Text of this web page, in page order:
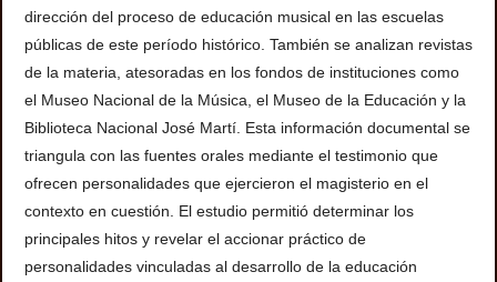
dirección del proceso de educación musical en las escuelas
públicas de este período histórico. También se analizan revistas
de la materia, atesoradas en los fondos de instituciones como
el Museo Nacional de la Música, el Museo de la Educación y la
Biblioteca Nacional José Martí. Esta información documental se
triangula con las fuentes orales mediante el testimonio que
ofrecen personalidades que ejercieron el magisterio en el
contexto en cuestión. El estudio permitió determinar los
principales hitos y revelar el accionar práctico de
personalidades vinculadas al desarrollo de la educación